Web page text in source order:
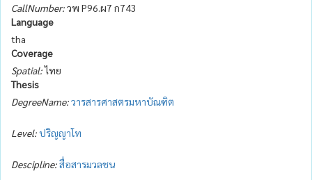
CallNumber:วพ P96.ผ7 ก743
Language
tha
Coverage
Spatial:ไทย
Thesis
DegreeName:วารสารศาสตรมหาบัณฑิต
Level:ปริญญาโท
Descipline:สื่อสารมวลชน